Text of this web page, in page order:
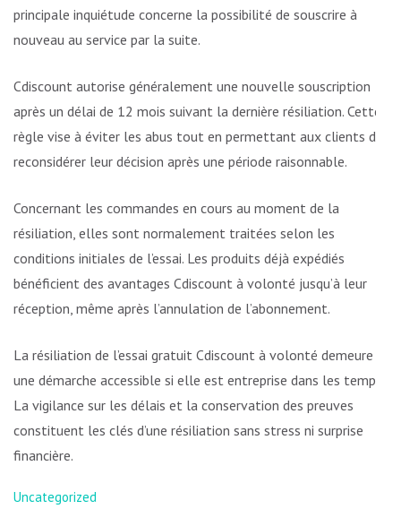
principale inquiétude concerne la possibilité de souscrire à
nouveau au service par la suite.
Cdiscount autorise généralement une nouvelle souscription
après un délai de 12 mois suivant la dernière résiliation. Cette
règle vise à éviter les abus tout en permettant aux clients de
reconsidérer leur décision après une période raisonnable.
Concernant les commandes en cours au moment de la
résiliation, elles sont normalement traitées selon les
conditions initiales de l’essai. Les produits déjà expédiés
bénéficient des avantages Cdiscount à volonté jusqu’à leur
réception, même après l’annulation de l’abonnement.
La résiliation de l’essai gratuit Cdiscount à volonté demeure
une démarche accessible si elle est entreprise dans les temps.
La vigilance sur les délais et la conservation des preuves
constituent les clés d’une résiliation sans stress ni surprise
financière.
Uncategorized